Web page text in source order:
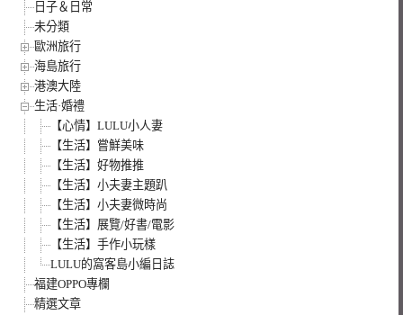
日子＆日常
未分類
歐洲旅行
海島旅行
港澳大陸
生活·婚禮
【心情】LULU小人妻
【生活】嘗鮮美味
【生活】好物推推
【生活】小夫妻主題趴
【生活】小夫妻微時尚
【生活】展覽/好書/電影
【生活】手作小玩樣
LULU的窩客島小編日誌
福建OPPO專欄
精選文章